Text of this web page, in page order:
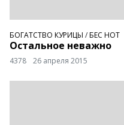
БОГАТСТВО КУРИЦЫ /БЕС НОТ
Остальное неважно
4378 26 апреля 2015